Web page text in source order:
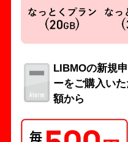
LIBMOの新規
ーをご購入い
額から